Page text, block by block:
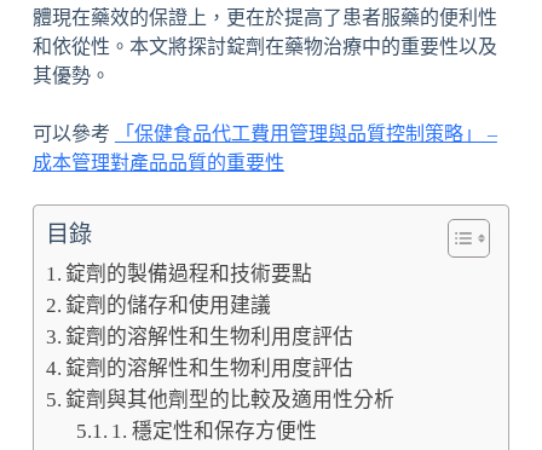
體現在藥效的保證上，更在於提高了患者服藥的便利性
和依從性。本文將探討錠劑在藥物治療中的重要性以及
其優勢。
可以參考
「保健食品代工費用管理與品質控制策略」 –
成本管理對產品品質的重要性
目錄
錠劑的製備過程和技術要點
錠劑的儲存和使用建議
錠劑的溶解性和生物利用度評估
錠劑的溶解性和生物利用度評估
錠劑與其他劑型的比較及適用性分析
1. 穩定性和保存方便性